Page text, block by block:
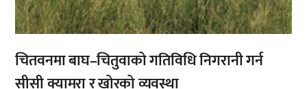
चितवनमा बाघ–चितुवाको गतिविधि निगरानी गर्न
सीसी क्यामरा र खोरको व्यवस्था